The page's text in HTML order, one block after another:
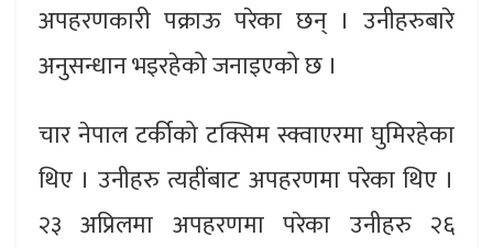
अपहरणकारी पक्राऊ परेका छन् । उनीहरुबारे
अनुसन्धान भइरहेको जनाइएको छ ।
चार नेपाल टर्कीको टक्सिम स्क्वाएरमा घुमिरहेका
थिए । उनीहरु त्यहींबाट अपहरणमा परेका थिए ।
२३ अप्रिलमा अपहरणमा परेका उनीहरु २६